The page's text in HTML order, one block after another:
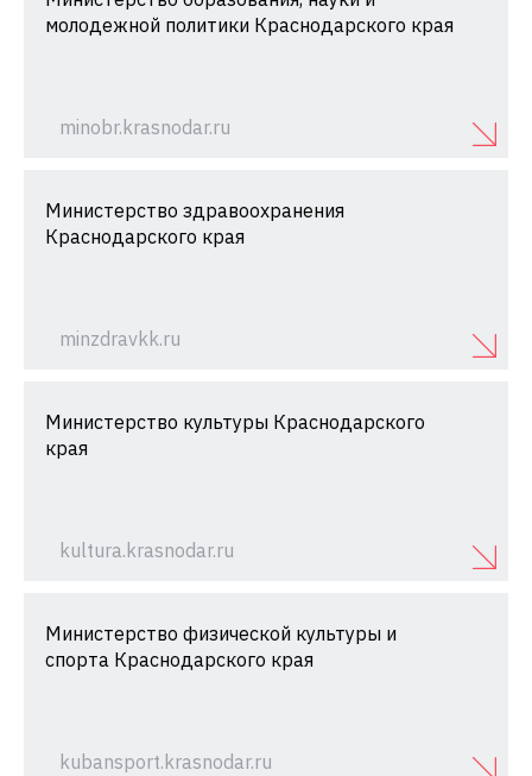
молодежной политики Краснодарского края
minobr.krasnodar.ru
Министерство здравоохранения
Краснодарского края
minzdravkk.ru
Министерство культуры Краснодарского
края
kultura.krasnodar.ru
Министерство физической культуры и
спорта Краснодарского края
kubansport.krasnodar.ru